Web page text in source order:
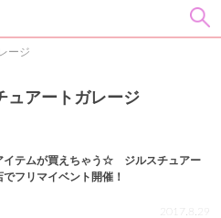
ージ
ュアートガレージ
イテムが買えちゃう☆ ジルスチュアー
でフリマイベント開催！
2017.8.29